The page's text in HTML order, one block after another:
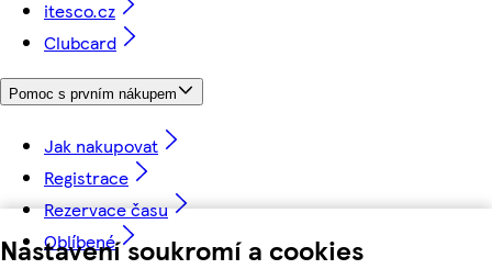
Nastavení soukromí a cookies
itesco.cz
Clubcard
Pomoc s prvním nákupem
Jak nakupovat
Registrace
Rezervace času
Oblíbené